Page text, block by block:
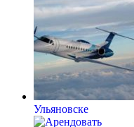
Ульяновске